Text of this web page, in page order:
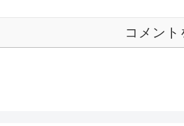
コメント